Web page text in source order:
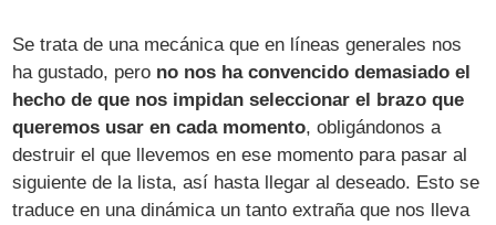
Se trata de una mecánica que en líneas generales nos
ha gustado, pero no nos ha convencido demasiado el
hecho de que nos impidan seleccionar el brazo que
queremos usar en cada momento, obligándonos a
destruir el que llevemos en ese momento para pasar al
siguiente de la lista, así hasta llegar al deseado. Esto se
traduce en una dinámica un tanto extraña que nos lleva